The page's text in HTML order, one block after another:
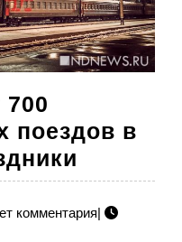
поездов в
назначат
700
комментария|